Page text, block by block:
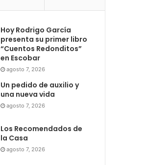
Hoy Rodrigo García
presenta su primer libro
“Cuentos Redonditos”
en Escobar
agosto 7, 2026
Un pedido de auxilio y
una nueva vida
agosto 7, 2026
Los Recomendados de
la Casa
agosto 7, 2026